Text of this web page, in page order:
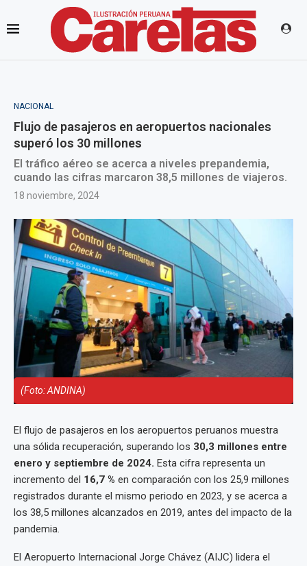
NACIONAL
Flujo de pasajeros en aeropuertos nacionales
superó los 30 millones
El tráfico aéreo se acerca a niveles prepandemia,
cuando las cifras marcaron 38,5 millones de viajeros.
18 noviembre, 2024
(Foto: ANDINA)
El flujo de pasajeros en los aeropuertos peruanos muestra
una sólida recuperación, superando los 30,3 millones entre
enero y septiembre de 2024. Esta cifra representa un
incremento del 16,7 % en comparación con los 25,9 millones
registrados durante el mismo periodo en 2023, y se acerca a
los 38,5 millones alcanzados en 2019, antes del impacto de la
pandemia.
El Aeropuerto Internacional Jorge Chávez (AIJC) lidera el